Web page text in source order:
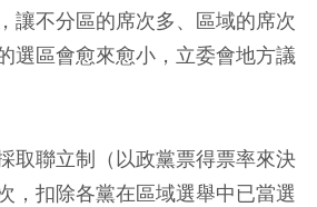
讓不分區的席次多、區域的席次
選區會愈來愈小，立委會地方議
取聯立制（以政黨票得票率來決
，扣除各黨在區域選舉中已當選